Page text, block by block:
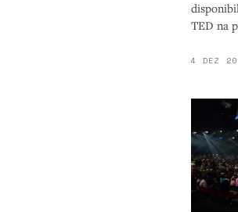
TED na
4 DEZ